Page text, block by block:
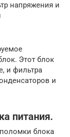
напряжения и
Этот блок
и фильтра
и
питания.
блока